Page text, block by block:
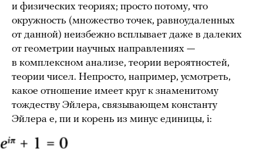
и физических теориях; просто потому, что
окружность (множество точек, равноудаленных
от данной) неизбежно всплывает даже в далеких
от геометрии научных направлениях —
в комплексном анализе, теории вероятностей,
теории чисел. Непросто, например, усмотреть,
какое отношение имеет круг к знаменитому
тождеству Эйлера, связывающем константу
Эйлера e, пи и корень из минус единицы, i: